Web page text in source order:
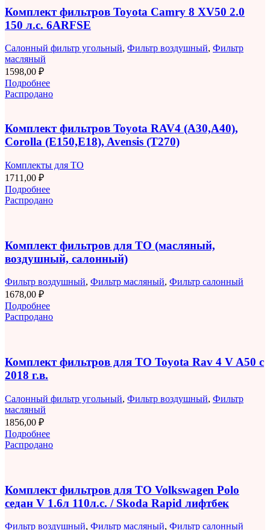
Комплект фильтров Toyota Camry 8 XV50 2.0
150 л.с. 6ARFSE
Салонный фильтр угольный, Фильтр воздушный, Фильтр
масляный
1598,00 ₽
Подробнее
Распродано
Комплект фильтров Toyota RAV4 (A30,A40),
Corolla (E150,E18), Avensis (T270)
Комплекты для ТО
1711,00 ₽
Подробнее
Распродано
Комплект фильтров для ТО (масляный,
воздушный, салонный)
Фильтр воздушный, Фильтр масляный, Фильтр салонный
1678,00 ₽
Подробнее
Распродано
Комплект фильтров для ТО Toyota Rav 4 V A50 с
2018 г.в.
Салонный фильтр угольный, Фильтр воздушный, Фильтр
масляный
1856,00 ₽
Подробнее
Распродано
Комплект фильтров для ТО Volkswagen Polo
седан V 1.6л 110л.с. / Skoda Rapid лифтбек
Фильтр воздушный, Фильтр масляный, Фильтр салонный